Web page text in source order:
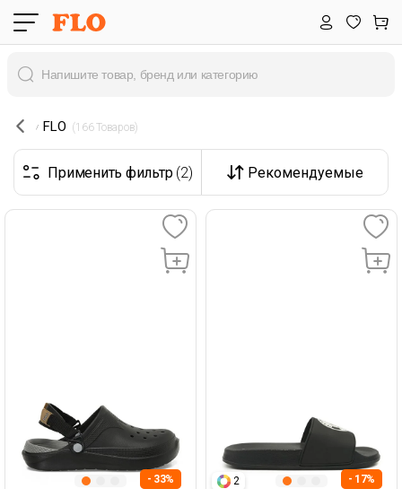
FLO (166 Товаров)
Применить фильтр (2) Рекомендуемые
- 33% 2 - 17%